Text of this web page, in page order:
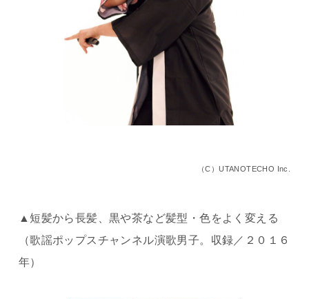
（C）UTANOTECHO Inc.
▲短髪から長髪、黒や茶など髪型・色をよく変える
（歌謡ポップスチャンネル演歌男子。収録／２０１６
年）